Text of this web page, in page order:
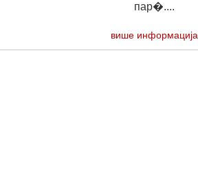
пар�....
више информација